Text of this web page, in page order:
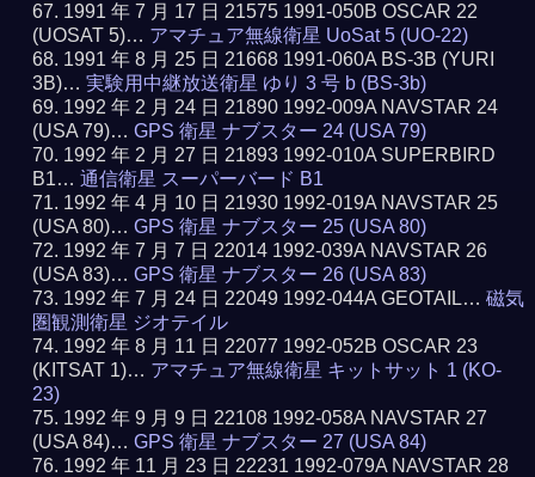
1991 年 7 月 17 日 21575 1991-050B OSCAR 22
(UOSAT 5)… アマチュア無線衛星 UoSat 5 (UO-22)
1991 年 8 月 25 日 21668 1991-060A BS-3B (YURI
3B)…実験用中継放送衛星 ゆり 3 号 b (BS-3b)
1992 年 2 月 24 日 21890 1992-009A NAVSTAR 24
(USA 79)…GPS 衛星 ナブスター 24 (USA 79)
1992 年 2 月 27 日 21893 1992-010A SUPERBIRD
B1…通信衛星 スーパーバード B1
1992 年 4 月 10 日 21930 1992-019A NAVSTAR 25
(USA 80)…GPS 衛星 ナブスター 25 (USA 80)
1992 年 7 月 7 日 22014 1992-039A NAVSTAR 26
(USA 83)…GPS 衛星 ナブスター 26 (USA 83)
1992 年 7 月 24 日 22049 1992-044A GEOTAIL…磁気
圏観測衛星 ジオテイル
1992 年 8 月 11 日 22077 1992-052B OSCAR 23
(KITSAT 1)… アマチュア無線衛星 キットサット 1 (KO-
23)
1992 年 9 月 9 日 22108 1992-058A NAVSTAR 27
(USA 84)…GPS 衛星 ナブスター 27 (USA 84)
1992 年 11 月 23 日 22231 1992-079A NAVSTAR 28